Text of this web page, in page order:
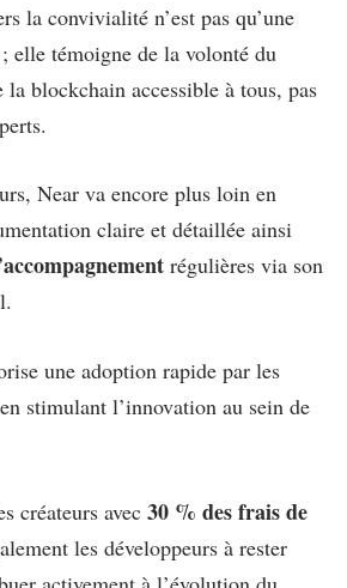
la convivialité n’est pas qu’une
elle témoigne de la volonté du
blockchain accessible à tous, pas
Near va encore plus loin en
claire et détaillée ainsi
régulières via son
une adoption rapide par les
stimulant l’innovation au sein de
créateurs avec 30 % des frais de
les développeurs à rester